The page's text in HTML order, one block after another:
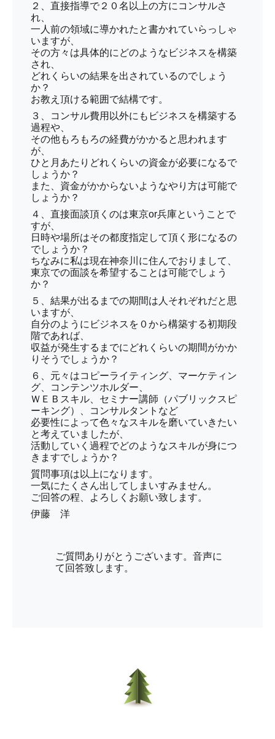
２、直接指導で２０名以上の方にコンサルさ
れ、
一人前の領域に導かれたと書かれていらっしゃ
いますが、
その方々は具体的にどのようなビジネスを構築
され、
どれくらいの結果を出されているのでしょう
か？
お教え頂ける範囲で結構です。
３、コンサル費用以外にもビジネスを構築する
過程や、
その他もろもろの経費がかかると思われます
が、
ひと月あたりどれくらいの資金が必要になるで
しょうか？
また、資金がかからないようなやり方は可能で
しょうか？
４、直接面談頂くのは東京or兵庫ということで
すが、
日時や場所はその都度指定して頂く形になるの
でしょうか？
ちなみに私は現在神奈川に住んでおりまして、
東京での面談を希望することは可能でしょう
か？
５、結果が出るまでの期間は人それぞれだと思
いますが、
自分のようにビジネスを０から構築する初期段
階であれば、
収益が発生するまでにどれくらいの期間がかか
りそうでしょうか？
６、元々はコピーライティング、マーケティン
グ、コンテンツホルダー、
ＷＥＢスキル、セミナー講師（パブリックスピ
ーキング）、コンサルタントなど
必要性によって色々なスキルを磨いていきたい
と考えていましたが、
活動していく過程でどのようなスキルが身につ
きますでしょうか？
質問事項は以上になります。
一気にたくさん出してしまいすみません。
ご回答の程、よろしくお願い致します。
伊藤 洋
ご質問ありがとうございます。音声に
て回答致します。